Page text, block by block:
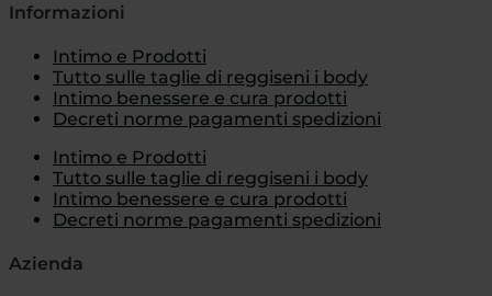
Informazioni
Intimo e Prodotti
Tutto sulle taglie di reggiseni i body
Intimo benessere e cura prodotti
Decreti norme pagamenti spedizioni
Intimo e Prodotti
Tutto sulle taglie di reggiseni i body
Intimo benessere e cura prodotti
Decreti norme pagamenti spedizioni
Azienda